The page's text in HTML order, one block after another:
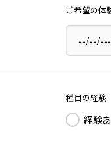
ご希望の体
種目の経験
経験